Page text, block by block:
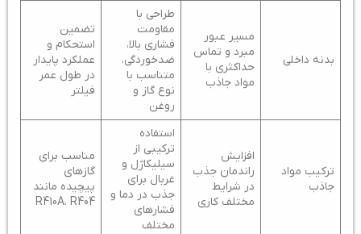
بدنه داخلی
مسیر عبور
مبرد و تماس
حداکثری با
مواد جاذب
طراحی با
مقاومت
فشاری بالا،
ضدخوردگی،
متناسب با
نوع گاز و
روغن
تضمین
استحکام و
عملکرد پایدار
در طول عمر
فیلتر
ترکیب مواد
جاذب
افزایش
راندمان جذب
در شرایط
مختلف کاری
استفاده
ترکیبی از
سیلیکاژل و
غربال برای
جذب در دما و
فشارهای
مختلف
مناسب برای
گازهای
پیچیده مانند
R410A، R404